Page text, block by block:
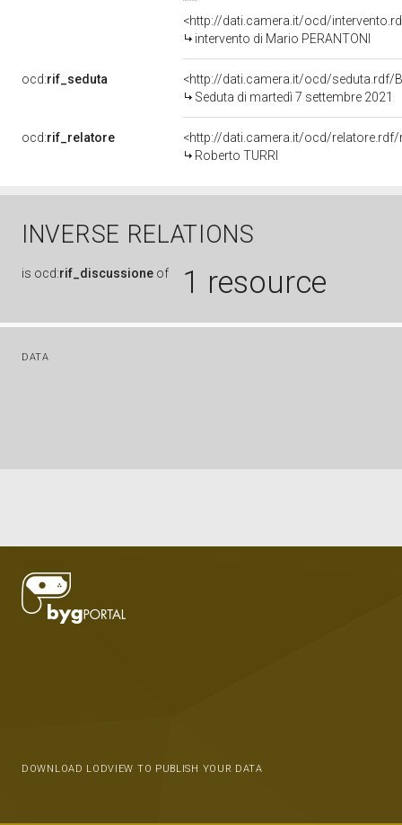
<http://dati.camera.it/ocd/
intervento di Mario PERANTONI
ocd:rif_seduta
<http://dati.camera.it/ocd/seduta.rdf/
Seduta di martedì 7 settembre 2021
ocd:rif_relatore
<http://dati.camera.it/ocd/relatore.rdf/
Roberto TURRI
INVERSE RELATIONS
is ocd:rif_discussione of 1 resource
DATA
DOWNLOAD LODVIEW TO PUBLISH YOUR DATA